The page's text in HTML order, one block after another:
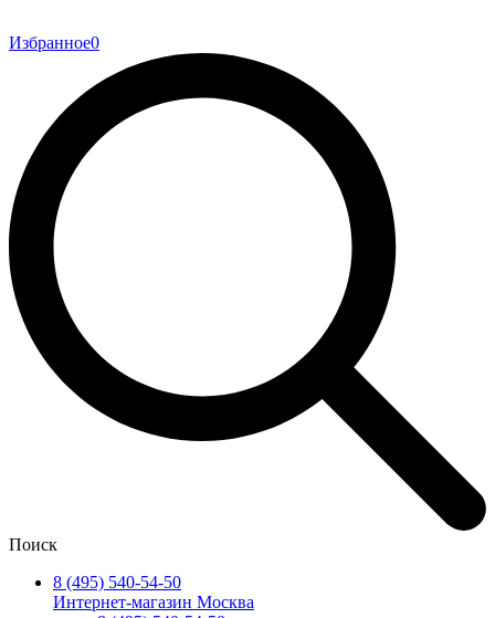
Избранное0
Поиск
8 (495) 540-54-50
Интернет-магазин Москва